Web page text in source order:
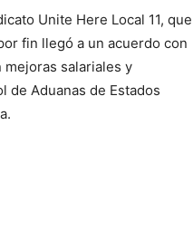
Unite Here Local 11, que
fin llegó a un acuerdo con
salariales y
de Aduanas de Estados